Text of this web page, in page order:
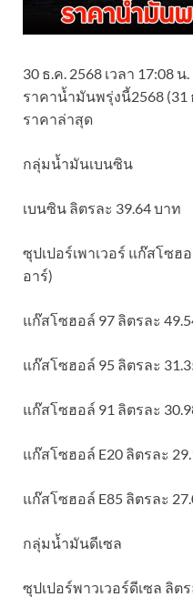
30 ธ.ค. 2568 เวลา 17:08 น.
ราคาน้ำมันพรุ่งนี้2568 (31
ราคาล่าสุด
กลุ่มน้ำมันเบนซิน
เบนซิน ลิตรละ 39.64 บาท
ซุปเปอร์เพาเวอร์ แก๊สโซฮ
อาร์)
แก๊สโซฮอล์ 97 ลิตรละ
แก๊สโซฮอล์ 95 ลิตรละ
แก๊สโซฮอล์ 91 ลิตรละ
แก๊สโซฮอล์ E20 ลิตรละ
แก๊สโซฮอล์ E85 ลิตรละ
กลุ่มน้ำมันดีเซล
ซุปเปอร์พาวเวอร์ดีเซล ลิต